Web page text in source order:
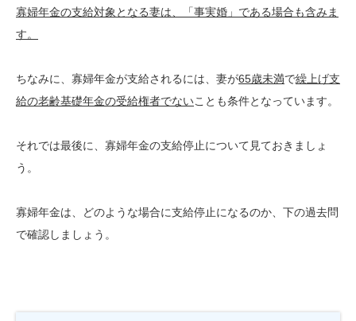
寡婦年金の支給対象となる妻は、「事実婚」である場合も含みま
す。
ちなみに、寡婦年金が支給されるには、妻が65歳未満で繰上げ支
給の老齢基礎年金の受給権者でないことも条件となっています。
それでは最後に、寡婦年金の支給停止について見ておきましょ
う。
寡婦年金は、どのような場合に支給停止になるのか、下の過去問
で確認しましょう。